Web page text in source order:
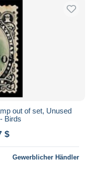
out of set, Unused
Birds
$
Gewerblicher Händler